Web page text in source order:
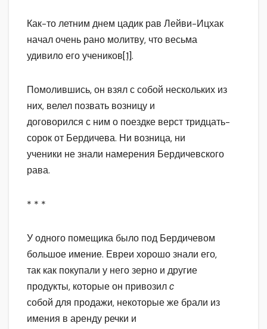
Как-то летним днем цадик рав Лейви-Ицхак
начал очень рано молитву, что весьма
удивило его учеников[1].
Помолившись, он взял с собой нескольких из
них, велел позвать возницу и
договорился с ним о поездке верст тридцать-
сорок от Бердичева. Ни возница, ни
ученики не знали намерения Бердичевского
рава.
* * *
У одного помещика было под Бердичевом
большое имение. Евреи хорошо знали его,
так как покупали у него зерно и другие
продукты, которые он привозилс
собой для продажи, некоторые же брали из
имения в аренду речки и